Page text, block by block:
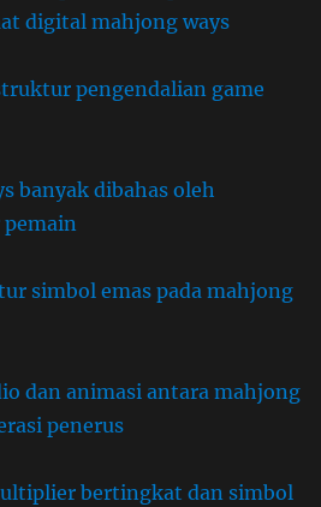
digital mahjong ways
pengendalian game
banyak dibahas oleh
simbol emas pada mahjong
dan animasi antara mahjong
penerus
bertingkat dan simbol